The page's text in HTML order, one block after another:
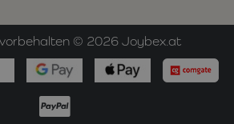
© 2026 Joybex.at